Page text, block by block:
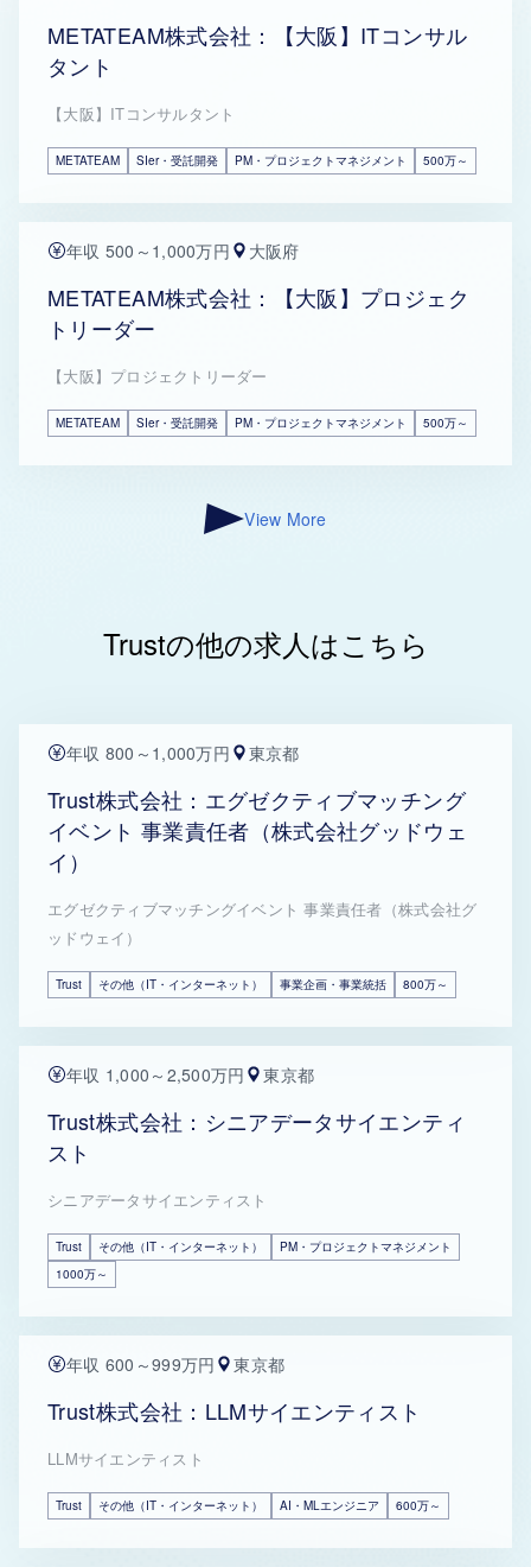
METATEAM株式会社：【大阪】ITコンサル
タント
【大阪】ITコンサルタント
METATEAM SIer・受託開発 PM・プロジェクトマネジメント 500万～
年収 500～1,000万円 大阪府
METATEAM株式会社：【大阪】プロジェク
トリーダー
【大阪】プロジェクトリーダー
METATEAM SIer・受託開発 PM・プロジェクトマネジメント 500万～
View More
Trustの他の求人はこちら
年収 800～1,000万円 東京都
Trust株式会社：エグゼクティブマッチング
イベント 事業責任者（株式会社グッドウェ
イ）
エグゼクティブマッチングイベント 事業責任者（株式会社グ
ッドウェイ）
Trust その他（IT・インターネット） 事業企画・事業統括 800万～
年収 1,000～2,500万円 東京都
Trust株式会社：シニアデータサイエンティ
スト
シニアデータサイエンティスト
Trust その他（IT・インターネット）
PM・プロジェクトマネジメント
1000万～
年収 600～999万円 東京都
Trust株式会社：LLMサイエンティスト
LLMサイエンティスト
Trust その他（IT・インターネット） AI・MLエンジニア 600万～